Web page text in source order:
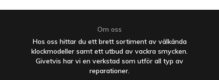
Om oss
Hos oss hittar du ett brett sortiment av välkända
klockmodeller samt ett utbud av vackra smycken.
Givetvis har vi en verkstad som utför all typ av
reparationer.